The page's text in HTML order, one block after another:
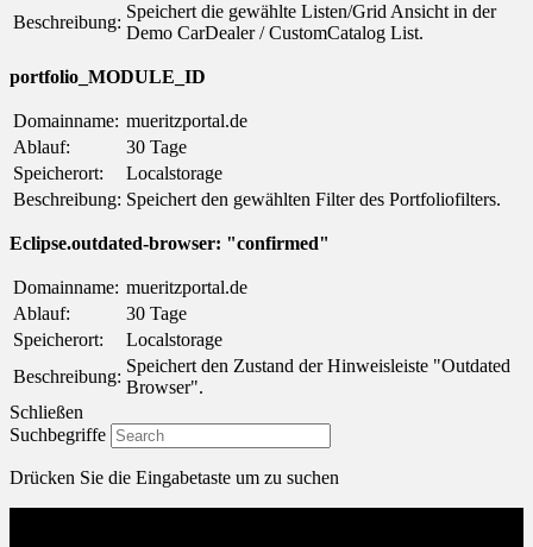
Beschreibung:
Speichert die gewählte Listen/Grid Ansicht in der
Demo CarDealer / CustomCatalog List.
portfolio_MODULE_ID
Domainname: mueritzportal.de
Ablauf:
30 Tage
Speicherort:
Localstorage
Beschreibung: Speichert den gewählten Filter des Portfoliofilters.
Eclipse.outdated-browser: "confirmed"
Domainname: mueritzportal.de
Ablauf:
30 Tage
Speicherort:
Localstorage
Beschreibung:
Speichert den Zustand der Hinweisleiste "Outdated
Browser".
Schließen
Suchbegriffe
Drücken Sie die Eingabetaste um zu suchen